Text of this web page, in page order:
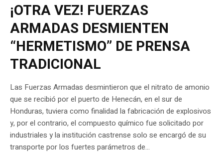
¡OTRA VEZ! FUERZAS
ARMADAS DESMIENTEN
“HERMETISMO” DE PRENSA
TRADICIONAL
Las Fuerzas Armadas desmintieron que el nitrato de amonio
que se recibió por el puerto de Henecán, en el sur de
Honduras, tuviera como finalidad la fabricación de explosivos
y, por el contrario, el compuesto químico fue solicitado por
industriales y la institución castrense solo se encargó de su
transporte por los fuertes parámetros de...